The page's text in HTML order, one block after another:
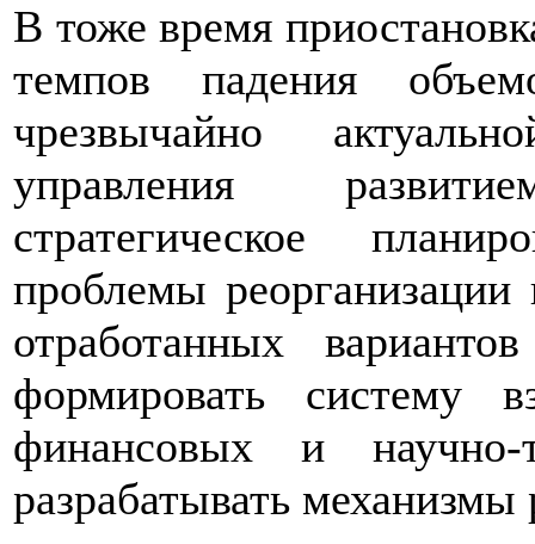
В тоже время
темпов падения
чрезвычайно
управления
стратегическое
проблемы
отработанных
формировать систему
финансовых и
разрабатывать механизмы